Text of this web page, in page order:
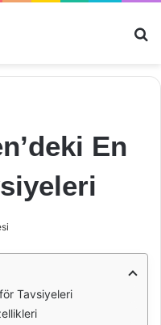
En
Tavsiyeleri